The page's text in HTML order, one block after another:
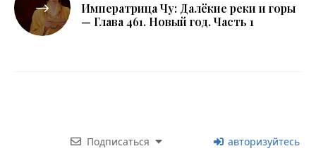
Императрица Чу: Далёкие реки и горы
— Глава 461. Новый год. Часть 1
Подписаться авторизуйтесь